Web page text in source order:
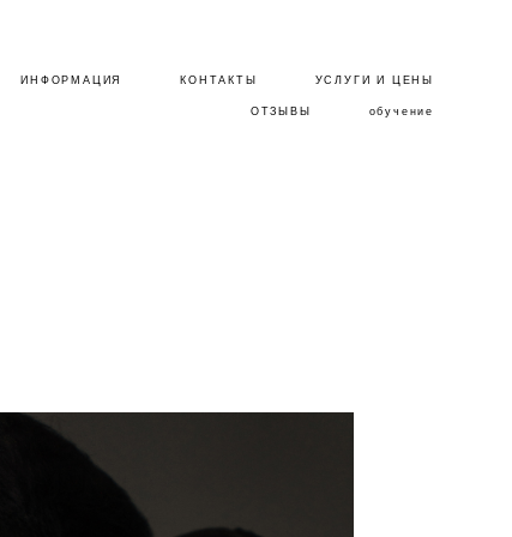
ИНФОРМАЦИЯ КОНТАКТЫ УСЛУГИ И ЦЕНЫ
ОТЗЫВЫ обучение
ИНФОРМАЦИЯ КОНТАКТЫ УСЛУГИ И ЦЕНЫ
ОТЗЫВЫ обучение